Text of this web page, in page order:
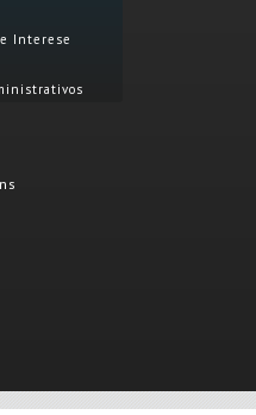
Interese